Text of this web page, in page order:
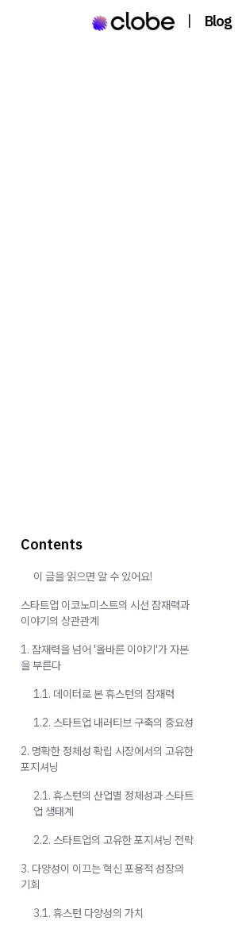
| Blog
Contents
이 글을 읽으면 알 수 있어요!
스타트업 이코노미스트의 시선 잠재력과
이야기의 상관관계
1. 잠재력을 넘어 '올바른 이야기'가 자본
을 부른다
1.1. 데이터로 본 휴스턴의 잠재력
1.2. 스타트업 내러티브 구축의 중요성
2. 명확한 정체성 확립 시장에서의 고유한
포지셔닝
2.1. 휴스턴의 산업별 정체성과 스타트
업 생태계
2.2. 스타트업의 고유한 포지셔닝 전략
3. 다양성이 이끄는 혁신 포용적 성장의
기회
3.1. 휴스턴 다양성의 가치